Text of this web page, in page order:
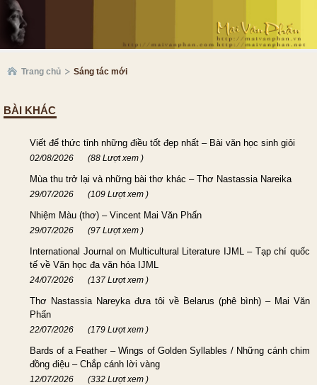
Trang chủ Sáng tác mới
BÀI KHÁC
Viết để thức tỉnh những điều tốt đẹp nhất – Bài văn học sinh giỏi
02/08/2026 (88 Lượt xem )
Mùa thu trở lại và những bài thơ khác – Thơ Nastassia Nareika
29/07/2026 (109 Lượt xem )
Nhiệm Màu (thơ) – Vincent Mai Văn Phấn
29/07/2026 (97 Lượt xem )
International Journal on Multicultural Literature IJML – Tạp chí quốc
tế về Văn học đa văn hóa IJML
24/07/2026 (137 Lượt xem )
Thơ Nastassia Nareyka đưa tôi về Belarus (phê bình) – Mai Văn
Phấn
22/07/2026 (179 Lượt xem )
Bards of a Feather – Wings of Golden Syllables / Những cánh chim
đồng điệu – Chắp cánh lời vàng
12/07/2026 (332 Lượt xem )